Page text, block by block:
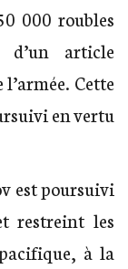
000 roubles
article
Cette
en vertu
est poursuivi
restreint les
à la